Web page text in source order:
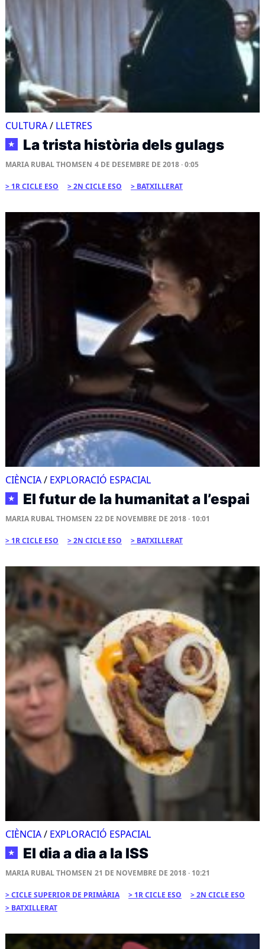
CULTURA/ LLETRES
★ La trista història dels gulags
MARIA RUBAL THOMSEN 4 DE DESEMBRE DE 2018 · 0:05
1R CICLE ESO 2N CICLE ESO BATXILLERAT
CIÈNCIA/ EXPLORACIÓ ESPACIAL
★ El futur de la humanitat a l’espai
MARIA RUBAL THOMSEN 22 DE NOVEMBRE DE 2018 · 10:01
1R CICLE ESO 2N CICLE ESO BATXILLERAT
CIÈNCIA/ EXPLORACIÓ ESPACIAL
★ El dia a dia a la ISS
MARIA RUBAL THOMSEN 21 DE NOVEMBRE DE 2018 · 10:21
CICLE SUPERIOR DE PRIMÀRIA 1R CICLE ESO
2N CICLE ESO
BATXILLERAT